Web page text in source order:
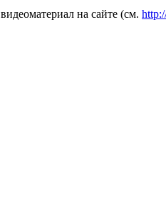
на сайте (см.